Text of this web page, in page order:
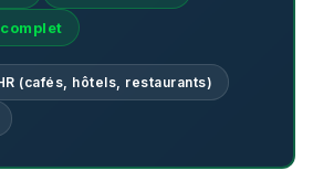
(cafés, hôtels, restaurants)